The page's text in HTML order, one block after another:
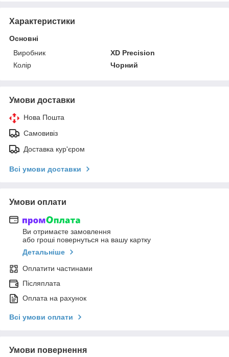
Характеристики
Основні
Виробник
XD Precision
Колір
Чорний
Умови доставки
Нова Пошта
Самовивіз
Доставка кур'єром
Всі умови доставки
Умови оплати
Ви отримаєте замовлення
або гроші повернуться на вашу картку
Детальніше
Оплатити частинами
Післяплата
Оплата на рахунок
Всі умови оплати
Умови повернення